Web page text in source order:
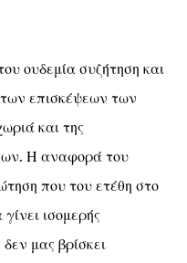
ουδεμία συζήτηση και
των επισκέψεων των
και της
Η αναφορά του
που του ετέθη στο
ισομερής
μας βρίσκει